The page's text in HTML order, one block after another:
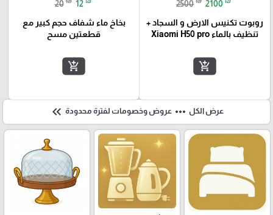
2500 2100
روبوت تكنيس الارض و السجاد +
تنظيف بالماء Xiaomi H50 pro
add_shopping_cart
20 12
بخاخ ماء شفاف حجم كبير مع
قطعتين مسح
add_shopping_cart
عرض الكل more_horiz عروض وخصومات لفترة محدودة keyboard_double_arrow_left